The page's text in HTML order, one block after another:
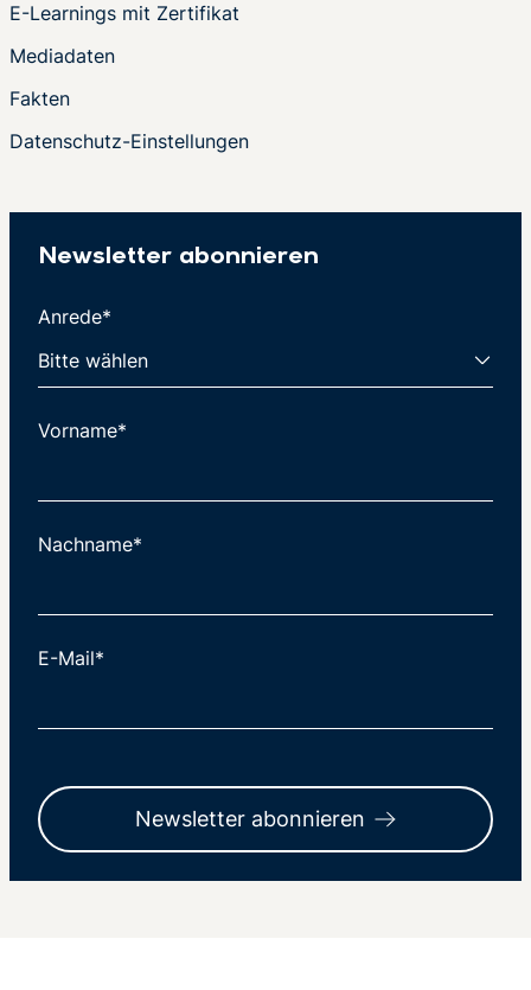
E-Learnings mit Zertifikat
Mediadaten
Fakten
Datenschutz-Einstellungen
Newsletter abonnieren
Anrede*
Vorname*
Nachname*
E-Mail*
Newsletter abonnieren